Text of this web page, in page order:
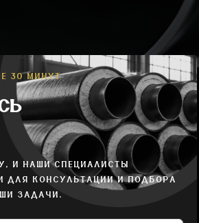
30 МИНУТ
И НАШИ СПЕЦИАЛИСТЫ
ДЛЯ КОНСУЛЬТАЦИИ И ПОДБОРА
ЗАДАЧИ.